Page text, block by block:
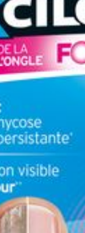
Préservation